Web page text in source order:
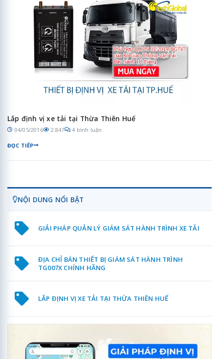
Lắp định vị xe tải tại Thừa Thiên Huế
04/05/2016 2.847 4 bình luận
ĐỌC TIẾP
NỘI DUNG NỔI BẬT
GIẢI PHÁP QUẢN LÝ GIÁM SÁT HÀNH TRÌNH XE TẢI
ĐỊA CHỈ BÁN THIẾT BỊ GIÁM SÁT HÀNH TRÌNH
TG007X CHÍNH HÃNG
LẮP ĐỊNH VỊ XE TẢI TẠI THỪA THIÊN HUẾ